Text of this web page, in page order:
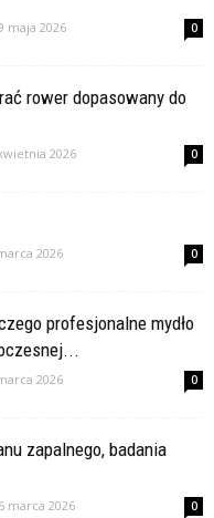
maja 2026 0
rower dopasowany do
2026 0
2026 0
profesjonalne mydło
2026 0
zapalnego, badania
marca 2026 0